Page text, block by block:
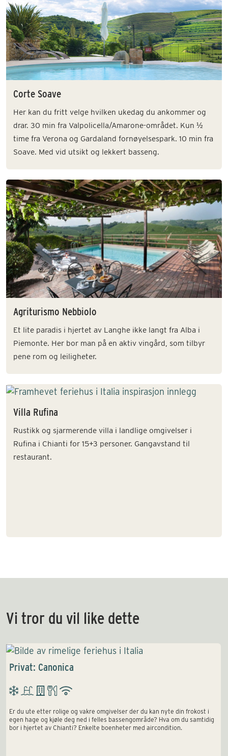
Corte Soave
Her kan du fritt velge hvilken ukedag du ankommer og
drar. 30 min fra Valpolicella/Amarone-området. Kun ½
time fra Verona og Gardaland fornøyelsespark. 10 min fra
Soave. Med vid utsikt og lekkert basseng.
Agriturismo Nebbiolo
Et lite paradis i hjertet av Langhe ikke langt fra Alba i
Piemonte. Her bor man på en aktiv vingård, som tilbyr
pene rom og leiligheter.
Villa Rufina
Rustikk og sjarmerende villa i landlige omgivelser i
Rufina i Chianti for 15+3 personer. Gangavstand til
restaurant.
Vi tror du vil like dette
Privat: Canonica
Er du ute etter rolige og vakre omgivelser der du kan nyte din frokost i
egen hage og kjøle deg ned i felles bassengområde? Hva om du samtidig
bor i hjertet av Chianti? Enkelte boenheter med aircondition.